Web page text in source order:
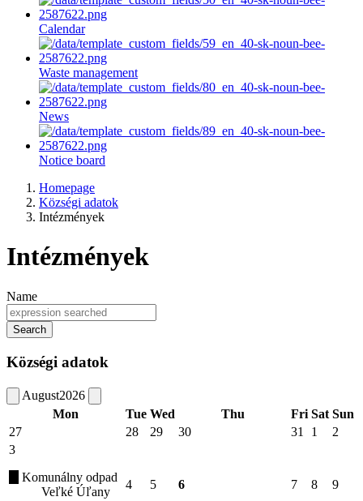
Calendar
Waste management
News
Notice board
Homepage
Községi adatok
Intézmények
Intézmények
Name
Search
Községi adatok
August2026
Mon
Tue Wed Thu Fri Sat Sun
27
28 29 30 31 1
2
3
Komunálny odpad
Veľké Úľany
4 5 6 7 8 9